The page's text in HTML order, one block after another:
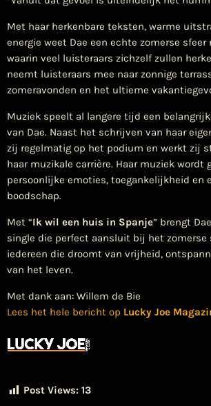
Met haar herkenbare teksten, warme
energie weet Dae een echte zomerse sfeer
waarin veel luisteraars zichzelf zullen
neemt luisteraars mee naar zonnige
zomeravonden en het ultieme
Muziek speelt al langere tijd een
van Dae. Naast het schrijven van haar
zij regelmatig op het podium en werkt zij
haar muzikale carrière. Haar muziek wordt
persoonlijke emoties, toegankelijkheid en
boodschap.
Met “Ik wil een huis in Spanje” brengt
single die perfect aansluit bij het zomerse
iedereen die droomt van vrijheid,
van het leven.
Met dank aan: Willem de Bie
Lees het hele bericht op Lucky Joe
Post Views: 13